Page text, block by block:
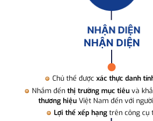
NHẬN DIỆN
Chủ thể được xác thực danh
Nhắm đến thị trường mục tiêuvà
thương hiệuViệt Nam đến với
Lợi thế xếp hạng trên công cụ